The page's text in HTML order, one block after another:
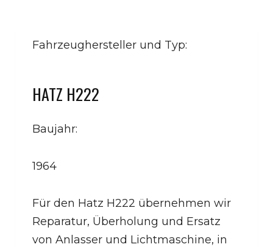
Fahrzeughersteller und Typ:
HATZ H222
Baujahr:
1964
Für den Hatz H222 übernehmen wir
Reparatur, Überholung und Ersatz
von Anlasser und Lichtmaschine, in